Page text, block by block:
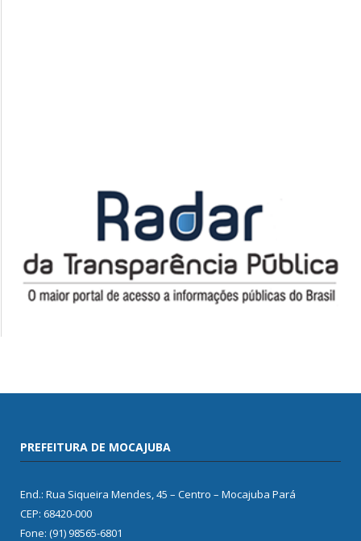
PREFEITURA DE MOCAJUBA
End.: Rua Siqueira Mendes, 45 – Centro – Mocajuba Pará
CEP: 68420-000
Fone: (91) 98565-6801